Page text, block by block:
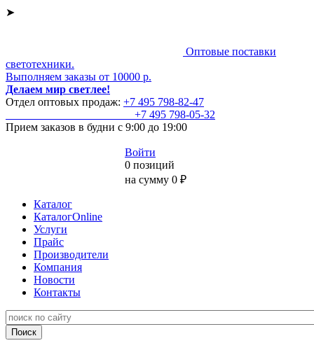
➤
Оптовые поставки
светотехники.
Выполняем заказы от 10000 р.
Делаем мир светлее!
Отдел оптовых продаж: +7 495 798-82-47
+7 495 798-05-32
Прием заказов в будни с 9:00 до 19:00
Войти
0 позиций
на сумму 0 ₽
Каталог
КаталогOnline
Услуги
Прайс
Производители
Компания
Новости
Контакты